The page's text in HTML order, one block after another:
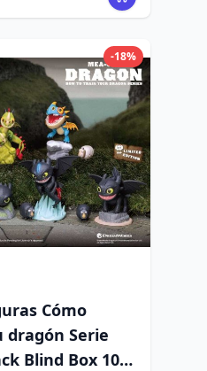
-18%
Cómo
Serie
Blind Box 10